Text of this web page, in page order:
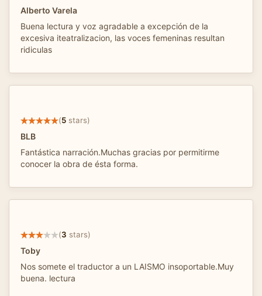
Alberto Varela
Buena lectura y voz agradable a excepción de la
excesiva iteatralizacion, las voces femeninas resultan
ridiculas
(5 stars)
BLB
Fantástica narración.Muchas gracias por permitirme
conocer la obra de ésta forma.
(3 stars)
Toby
Nos somete el traductor a un LAISMO insoportable.Muy
buena. lectura